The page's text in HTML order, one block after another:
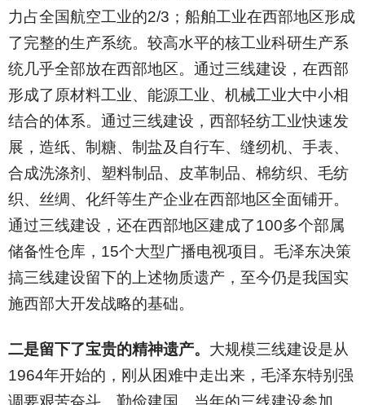
力占全国航空工业的2/3；船舶工业在西部地区形成
了完整的生产系统。较高水平的核工业科研生产系
统几乎全部放在西部地区。通过三线建设，在西部
形成了原材料工业、能源工业、机械工业大中小相
结合的体系。通过三线建设，西部轻纺工业快速发
展，造纸、制糖、制盐及自行车、缝纫机、手表、
合成洗涤剂、塑料制品、皮革制品、棉纺织、毛纺
织、丝绸、化纤等生产企业在西部地区全面铺开。
通过三线建设，还在西部地区建成了100多个部属
储备性仓库，15个大型广播电视项目。毛泽东决策
搞三线建设留下的上述物质遗产，至今仍是我国实
施西部大开发战略的基础。
二是留下了宝贵的精神遗产。 大规模三线建设是从
1964年开始的，刚从困难中走出来，毛泽东特别强
调要艰苦奋斗、勤俭建国。当年的三线建设参加